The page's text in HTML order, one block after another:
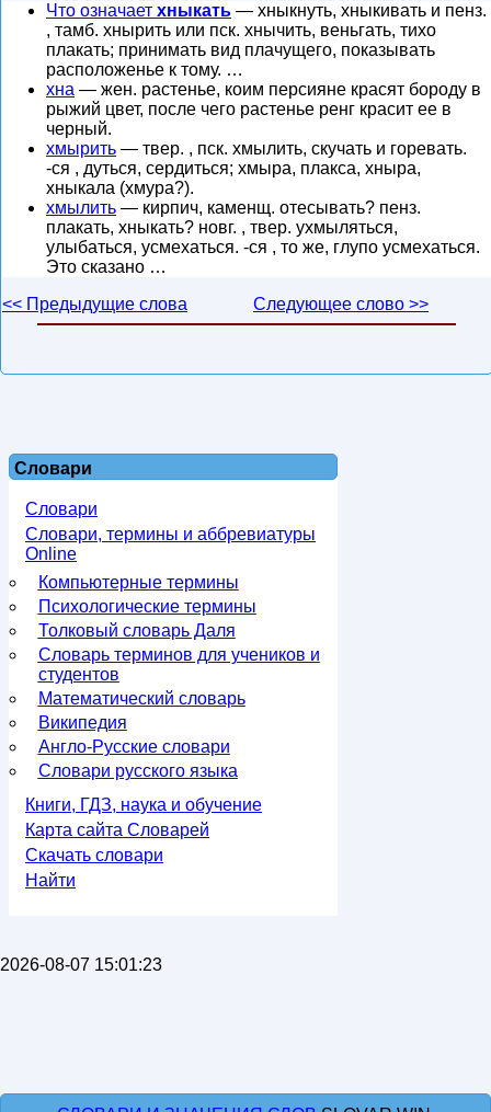
Что означает хныкать — хныкнуть, хныкивать и пенз.
, тамб. хнырить или пск. хнычить, веньгать, тихо
плакать; принимать вид плачущего, показывать
расположенье к тому. …
хна — жен. растенье, коим персияне красят бороду в
рыжий цвет, после чего растенье ренг красит ее в
черный.
хмырить — твер. , пск. хмылить, скучать и горевать.
-ся , дуться, сердиться; хмыра, плакса, хныра,
хныкала (хмура?).
хмылить — кирпич, каменщ. отесывать? пенз.
плакать, хныкать? новг. , твер. ухмыляться,
улыбаться, усмехаться. -ся , то же, глупо усмехаться.
Это сказано …
<< Предыдущие слова
Следующее слово >>
Словари
Словари
Словари, термины и аббревиатуры
Online
Компьютерные термины
Психологические термины
Толковый словарь Даля
Словарь терминов для учеников и
студентов
Математический словарь
Википедия
Англо-Русские словари
Словари русского языка
Книги, ГДЗ, наука и обучение
Карта сайта Словарей
Скачать словари
Найти
2026-08-07 15:01:23